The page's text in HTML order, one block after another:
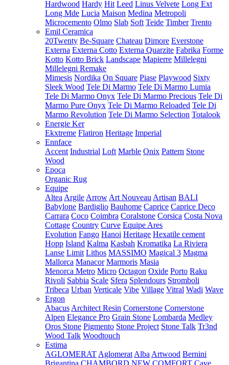
Hardwood Hardy Hit Leed Linus Velvete Long Ext
Long Mde Lucia Maison Medina Metropoli
Microcemento Olmo Slab Soft Teide Timber Trento
Emil Ceramica
20Twenty Be-Square Chateau Dimore Everstone
Externa Externa Cotto Externa Quarzite Fabrika Forme
Kotto Kotto Brick Landscape Mapierre Millelegni
Millelegni Remake
Mimesis Nordika On Square Piase Playwood Sixty
Sleek Wood Tele Di Marmo Tele Di Marmo Lumia
Tele Di Marmo Onyx Tele Di Marmo Precious Tele Di
Marmo Pure Onyx Tele Di Marmo Reloaded Tele Di
Marmo Revolution Tele Di Marmo Selection Totalook
Energie Ker
Ekxtreme Flatiron Heritage Imperial
Ennface
Accent Industrial Loft Marble Onix Pattern Stone
Wood
Epoca
Organic Rug
Equipe
Altea Argile Arrow Art Nouveau Artisan BALI
Babylone Bardiglio Bauhome Caprice Caprice Deco
Carrara Coco Coimbra Coralstone Corsica Costa Nova
Cottage Country Curve Equipe Ares
Evolution Fango Hanoi Heritage Hexatile cement
Hopp Island Kalma Kasbah Kromatika La Riviera
Lanse Limit Lithos MASSIMO Magical 3 Magma
Mallorca Manacor Marmoris Masia
Menorca Metro Micro Octagon Oxide Porto Raku
Rivoli Sabbia Scale Sfera Splendours Stromboli
Tribeca Urban Verticale Vibe Village Vitral Wadi Wave
Ergon
Abacus Architect Resin Cornerstone Cornerstone
Alpen Elegance Pro Grain Stone Lombarda Medley
Oros Stone Pigmento Stone Project Stone Talk Tr3nd
Wood Talk Woodtouch
Estima
AGLOMERAT Aglomerat Alba Artwood Bernini